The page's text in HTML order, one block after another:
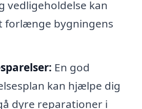
vedligeholdelse kan
forlænge bygningens
En god
kan hjælpe dig
dyre reparationer i